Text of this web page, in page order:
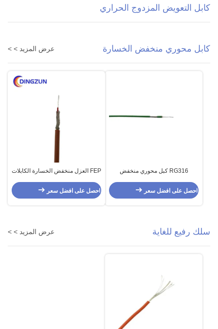
كابل التعويض المزدوج الحراري
كابل محوري منخفض الخسارة عرض المزيد > >
RG316 كبل محوري منخفض
احصل على افضل سعر
FEP العزل منخفض الخسارة الكابلات
احصل على افضل سعر
سلك رفيع للغاية عرض المزيد > >